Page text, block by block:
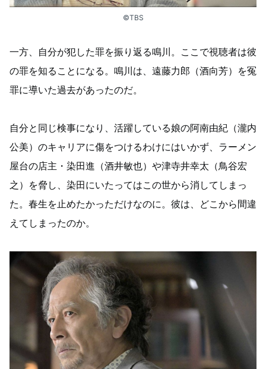
©TBS
一方、自分が犯した罪を振り返る鳴川。ここで視聴者は彼
の罪を知ることになる。鳴川は、遠藤力郎（酒向芳）を冤
罪に導いた過去があったのだ。
自分と同じ検事になり、活躍している娘の阿南由紀（瀧内
公美）のキャリアに傷をつけるわけにはいかず、ラーメン
屋台の店主・染田進（酒井敏也）や津寺井幸太（鳥谷宏
之）を脅し、染田にいたってはこの世から消してしまっ
た。春生を止めたかっただけなのに。彼は、どこから間違
えてしまったのか。